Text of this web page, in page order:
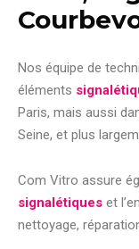
Nos équipe de
éléments
Paris, mais aussi
Seine, et plus
Com Vitro assure
signalétiques et
nettoyage,